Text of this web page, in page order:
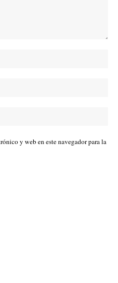
y web en este navegador para la